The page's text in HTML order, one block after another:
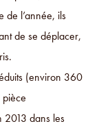
de l’année, ils
de se déplacer,
(environ 360
2013 dans les